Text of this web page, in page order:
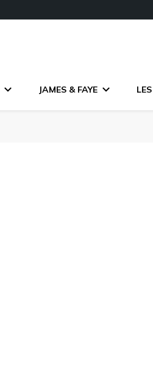
JAMES & FAYE